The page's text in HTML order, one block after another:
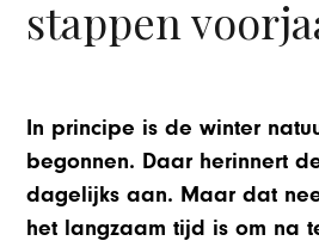
stappen
In principe is de winter
begonnen. Daar herinnert
dagelijks aan. Maar dat
het langzaam tijd is om na